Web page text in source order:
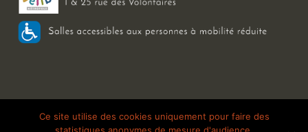
Copyright 2026 Le Bal Blomet | Tous droits réservés | Mentions légales
Ce site utilise des cookies uniquement pour faire des